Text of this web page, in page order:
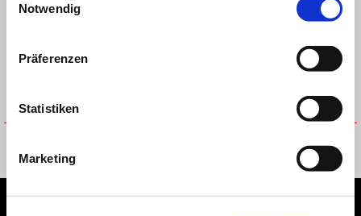
Notwendig
Präferenzen
Statistiken
Marketing
Multimedia platform